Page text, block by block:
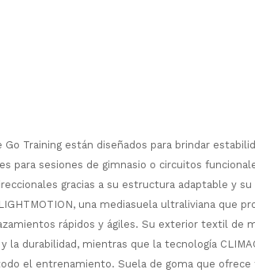
Training están diseñados para brindar
para sesiones de gimnasio o circuitos
gracias a su estructura adaptable y su
una mediasuela ultraliviana que
rápidos y ágiles. Su exterior textil de
durabilidad, mientras que la tecnología
el entrenamiento. Suela de goma que ofrece
a la forma más ágil de
comprar!
3 cuotas sin recargo o hasta
* ¡Solo con tu cédula!
aprobación crediticia.